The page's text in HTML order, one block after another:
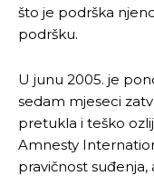
što je podrška
podršku.
U junu 2005. je
sedam mjeseci
pretukla i teško
Amnesty
pravičnost